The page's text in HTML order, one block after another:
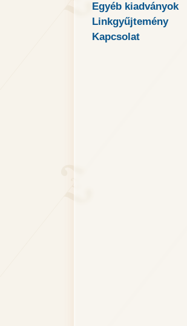
Egyéb kiadványok
Linkgyűjtemény
Kapcsolat